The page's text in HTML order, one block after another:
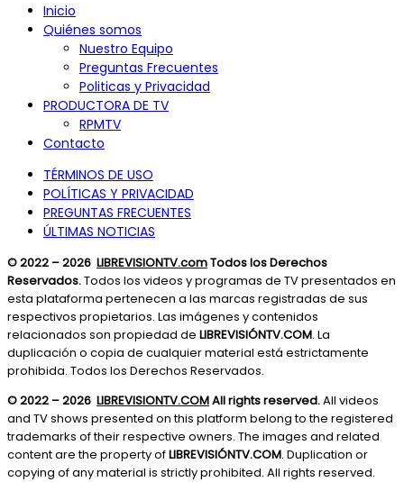
Inicio
Quiénes somos
Nuestro Equipo
Preguntas Frecuentes
Politicas y Privacidad
PRODUCTORA DE TV
RPMTV
Contacto
TÉRMINOS DE USO
POLÍTICAS Y PRIVACIDAD
PREGUNTAS FRECUENTES
ÚLTIMAS NOTICIAS
© 2022 – 2026 LIBREVISIONTV.comTodos los Derechos
Reservados.Todos los videos y programas de TV presentados en
esta plataforma pertenecen a las marcas registradas de sus
respectivos propietarios. Las imágenes y contenidos
relacionados son propiedad de LIBREVISIÓNTV.COM. La
duplicación o copia de cualquier material está estrictamente
prohibida. Todos los Derechos Reservados.
© 2022 – 2026 LIBREVISIONTV.COMAll rights reserved.All videos
and TV shows presented on this platform belong to the registered
trademarks of their respective owners. The images and related
content are the property ofLIBREVISIÓNTV.COM. Duplication or
copying of any material is strictly prohibited. All rights reserved.